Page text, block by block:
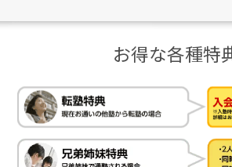
お得な各種特